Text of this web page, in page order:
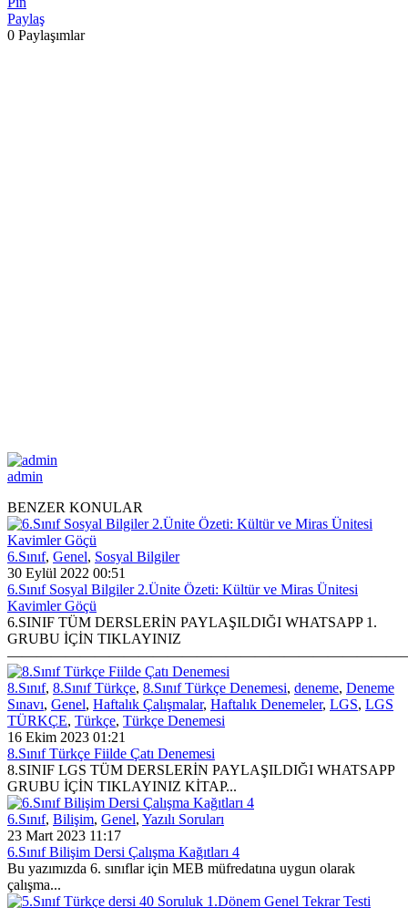
Paylaş
0 Paylaşımlar
admin
BENZER KONULAR
6.Sınıf, Genel, Sosyal Bilgiler
30 Eylül 2022 00:51
6.Sınıf Sosyal Bilgiler 2.Ünite Özeti: Kültür ve Miras Ünitesi
Kavimler Göçü
6.SINIF TÜM DERSLERİN PAYLAŞILDIĞI WHATSAPP 1.
GRUBU İÇİN TIKLAYINIZ
8.Sınıf, 8.Sınıf Türkçe, 8.Sınıf Türkçe Denemesi, deneme, Deneme
Sınavı, Genel, Haftalık Çalışmalar, Haftalık Denemeler, LGS, LGS
TÜRKÇE, Türkçe, Türkçe Denemesi
16 Ekim 2023 01:21
8.Sınıf Türkçe Fiilde Çatı Denemesi
8.SINIF LGS TÜM DERSLERİN PAYLAŞILDIĞI WHATSAPP
GRUBU İÇİN TIKLAYINIZ KİTAP...
6.Sınıf, Bilişim, Genel, Yazılı Soruları
23 Mart 2023 11:17
6.Sınıf Bilişim Dersi Çalışma Kağıtları 4
Bu yazımızda 6. sınıflar için MEB müfredatına uygun olarak
çalışma...